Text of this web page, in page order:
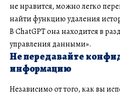
не нравится, можно легко
найти функцию удаления
В ChatGPT она находится в
управления данными».
Не передавайте
информацию
Независимо от того, как вы